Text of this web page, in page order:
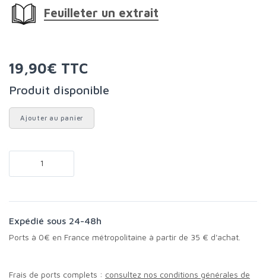
Feuilleter un extrait
19,90€ TTC
Produit disponible
Ajouter au panier
Expédié sous 24-48h
Ports à 0€ en France métropolitaine à partir de 35 € d'achat.
Frais de ports complets : consultez nos conditions générales de